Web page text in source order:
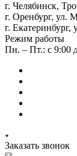
г. Челябинск,
г. Оренбург, ул.
г.
Режим работы
Пн. – Пт.: с 9:00
Заказать звонок